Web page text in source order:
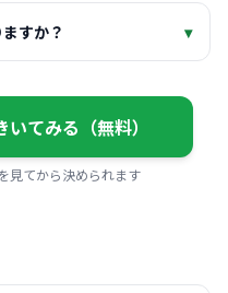
すか？ ▾
てみる（無料）
見てから決められます